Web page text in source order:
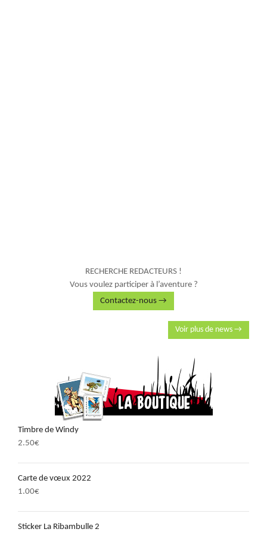
RECHERCHE REDACTEURS !
Vous voulez participer à l’aventure ?
Contactez-nous →
Voir plus de news →
Timbre de Windy
2.50€
Carte de vœux 2022
1.00€
Sticker La Ribambulle 2